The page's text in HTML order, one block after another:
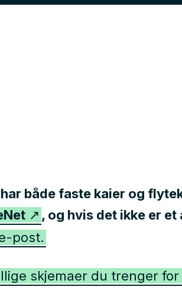
både faste kaier og
, og hvis det ikke er
post.
skjemaer du trenger